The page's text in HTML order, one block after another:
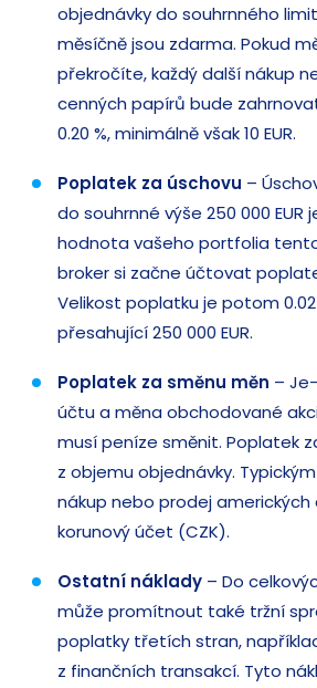
objednávky do souhrnného
měsíčně jsou zdarma. Pokud
překročíte, každý další nákup
cenných papírů bude
0.20 %, minimálně však 10 EUR.
Poplatek za úschovu –
do souhrnné výše 250 000 EUR
hodnota vašeho portfolia
broker si začne účtovat
Velikost poplatku je potom
přesahující 250 000 EUR.
Poplatek za směnu měn –
účtu a měna obchodované
musí peníze směnit. Poplatek
z objemu objednávky.
nákup nebo prodej amerických
korunový účet (CZK).
Ostatní náklady – Do
může promítnout také tržní
poplatky třetích stran,
z finančních transakcí. Tyto